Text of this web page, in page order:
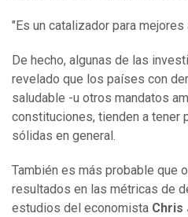
"Es un catalizador para mejores
De hecho, algunas de las
revelado que los países con
saludable -u otros mandatos
constituciones, tienden a tener
sólidas en general.
También es más probable que
resultados en las métricas de
estudios del economista